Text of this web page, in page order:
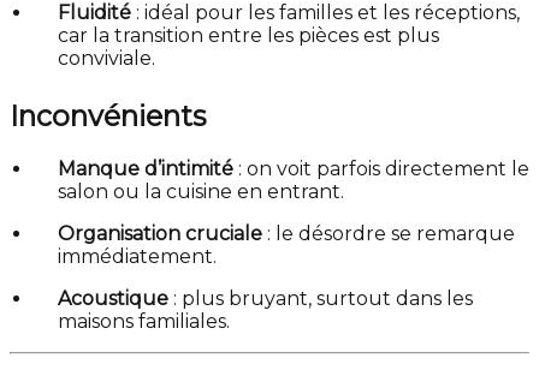
Fluidité : idéal pour les familles et les réceptions,
car la transition entre les pièces est plus
conviviale.
Inconvénients
Manque d’intimité : on voit parfois directement le
salon ou la cuisine en entrant.
Organisation cruciale : le désordre se remarque
immédiatement.
Acoustique : plus bruyant, surtout dans les
maisons familiales.